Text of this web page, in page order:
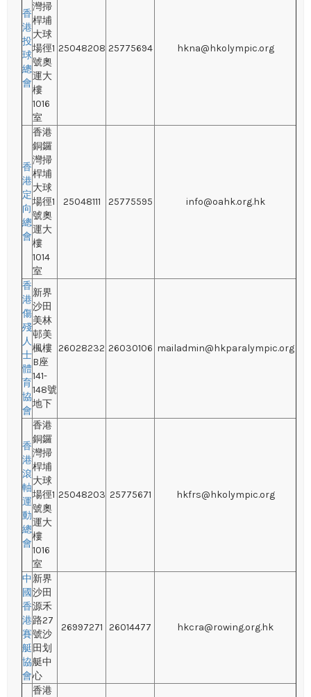
香
港
投
球
總
會
灣掃
桿埔
大球
場徑1
號奧
運大
樓
1016
室
25048208 25775694 hkna@hkolympic.org
香
港
定
向
總
會
香港
銅鑼
灣掃
桿埔
大球
場徑1
號奧
運大
樓
1014
室
25048111 25775595 info@oahk.org.hk
香
港
傷
殘
人
士
體
育
協
會
新界
沙田
美林
邨美
楓樓
B座
141-
148號
地下
26028232 26030106 mailadmin@hkparalympic.org
香
港
滾
軸
運
動
總
會
香港
銅鑼
灣掃
桿埔
大球
場徑1
號奧
運大
樓
1016
室
25048203 25775671 hkfrs@hkolympic.org
中
國
香
港
賽
艇
協
會
新界
沙田
源禾
路27
號沙
田划
艇中
心
26997271 26014477 hkcra@rowing.org.hk
香港